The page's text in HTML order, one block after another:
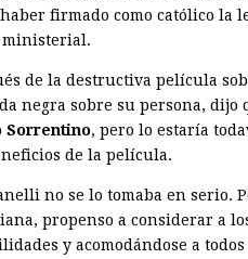
firmado como católico la
de la destructiva película
negra sobre su persona, dijo
Sorrentino, pero lo estaría
de la película.
no se lo tomaba en serio.
propenso a considerar a
y acomodándose a